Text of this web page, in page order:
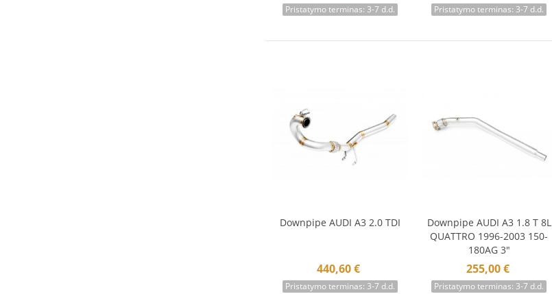
Pristatymo terminas: 3-7 d.d. Pristatymo terminas: 3-7 d.d.
Į krepšelį
Downpipe AUDI A3 2.0 TDI
440,60 €
Pristatymo terminas: 3-7 d.d.
Į krepšelį
Downpipe AUDI A3 1.8 T 8L
QUATTRO 1996-2003 150-
180AG 3"
255,00 €
Pristatymo terminas: 3-7 d.d.